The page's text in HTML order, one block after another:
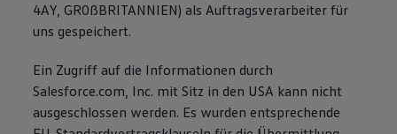
4AY, GR0ßBRITANNIEN) als Auftragsverarbeiter für
uns gespeichert.
Ein Zugriff auf die Informationen durch
Salesforce.com, Inc. mit Sitz in den USA kann nicht
ausgeschlossen werden. Es wurden entsprechende